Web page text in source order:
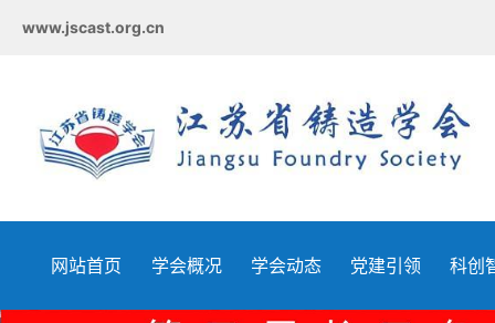
www.jscast.org.cn
网站首页 学会概况 学会动态 党建引领 科创